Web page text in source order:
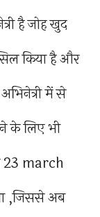
है जोह खुद
किया है और
में से
के लिए भी
23 march
,जिससे अब